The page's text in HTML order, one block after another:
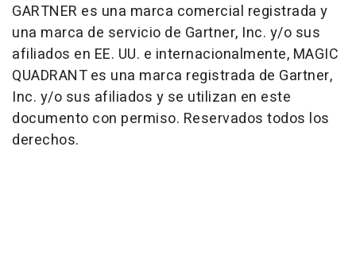
GARTNER es una marca comercial registrada y
una marca de servicio de Gartner, Inc. y/o sus
afiliados en EE. UU. e internacionalmente, MAGIC
QUADRANT es una marca registrada de Gartner,
Inc. y/o sus afiliados y se utilizan en este
documento con permiso. Reservados todos los
derechos.